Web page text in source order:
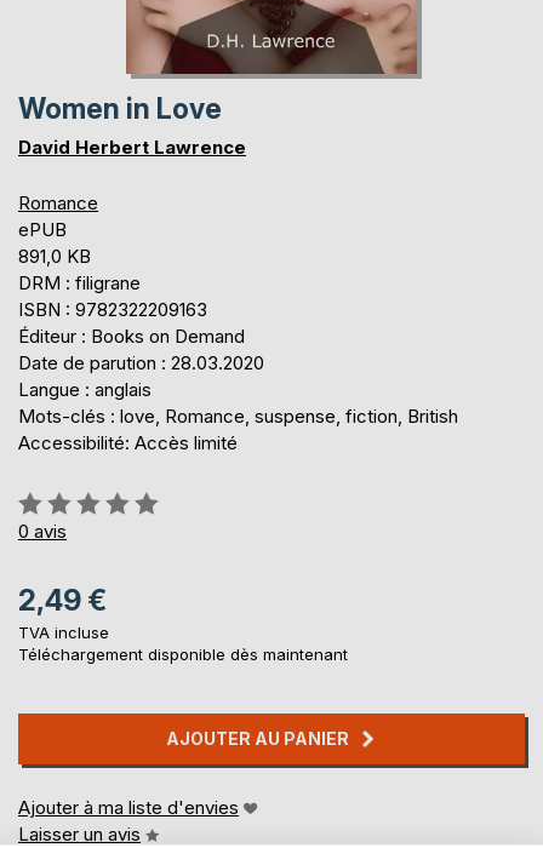
Women in Love
David Herbert Lawrence
Romance
ePUB
891,0 KB
DRM : filigrane
ISBN : 9782322209163
Éditeur : Books on Demand
Date de parution : 28.03.2020
Langue : anglais
Mots-clés : love, Romance, suspense, fiction, British
Accessibilité: Accès limité
Évaluation:
0%
0 avis
2,49 €
TVA incluse
Téléchargement disponible dès maintenant
AJOUTER AU PANIER
Ajouter à ma liste d'envies
Laisser un avis